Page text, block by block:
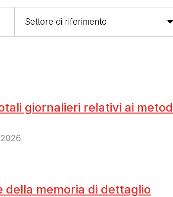
giornalieri relativi ai
memoria di dettaglio